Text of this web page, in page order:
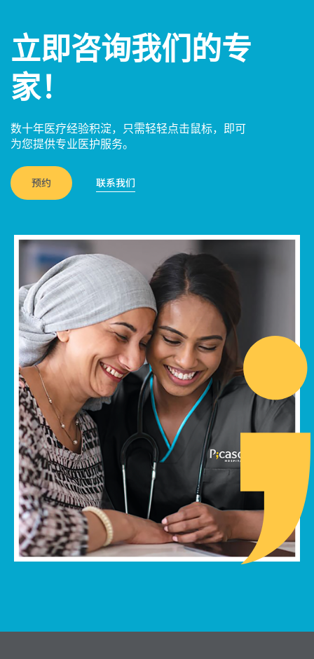
立即咨询我们的专
家！
数十年医疗经验积淀，只需轻轻点击鼠标，即可
为您提供专业医护服务。
预约 联系我们